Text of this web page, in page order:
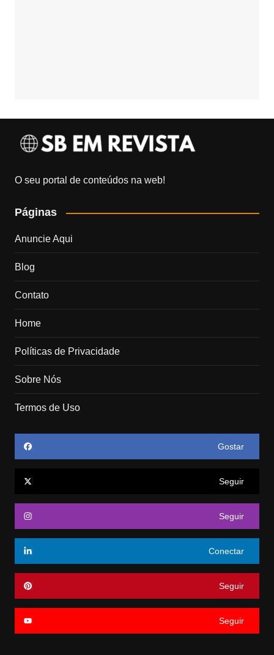
O seu portal de conteúdos na web!
Páginas
Anuncie Aqui
Blog
Contato
Home
Políticas de Privacidade
Sobre Nós
Termos de Uso
Gostar
Seguir
Seguir
Conectar
Seguir
Seguir